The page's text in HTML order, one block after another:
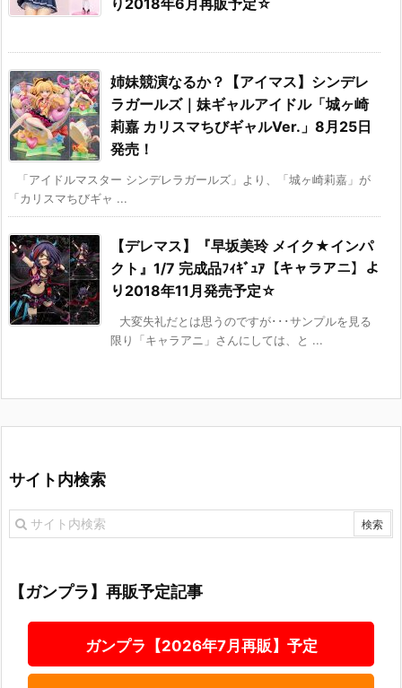
姉妹競演なるか？【アイマス】シンデレ
ラガールズ｜妹ギャルアイドル「城ヶ崎
莉嘉 カリスマちびギャルVer.」8月25日
発売！
「アイドルマスター シンデレラガールズ」より、「城ヶ崎莉嘉」が
「カリスマちびギャ ...
【デレマス】『早坂美玲 メイク★インパ
クト』1/7 完成品ﾌｨｷﾞｭｱ【キャラアニ】よ
り2018年11月発売予定☆
大変失礼だとは思うのですが･･･サンプルを見る
限り「キャラアニ」さんにしては、と ...
サイト内検索
【ガンプラ】再販予定記事
ガンプラ【2026年7月再販】予定